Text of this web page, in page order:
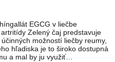
EGCG v liečbe
Zelený čaj predstavuje
možností liečby reumy,
hľadiska je to široko dostupná
a mal by ju využiť…